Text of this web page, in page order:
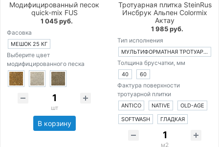
Модифицированный песок
quick-mix FUS
1 045 руб.
Фасовка
МЕШОК 25 КГ
Выберите цвет
модифицированного песка
шт
В корзину
Тротуарная плитка SteinRus
Инсбрук Альпен Colormix
Актау
1 985 руб.
Тип исполнения
МУЛЬТИФОРМАТНАЯ ТРОТУАРНАЯ ПЛИТКА ИЗ 4-Х ЭЛЕМЕНТОВ
Толщина брусчатки, мм
40 60
Фактура поверхности
тротуарной плитки
ANTICO NATIVE
OLD-AGE
SOFTWASH
ГЛАДКАЯ
м2